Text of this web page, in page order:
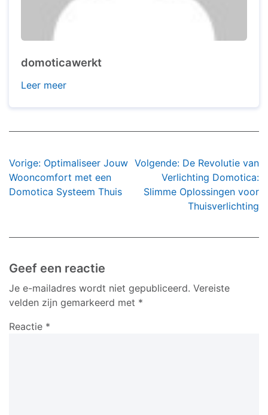
domoticawerkt
Leer meer
Bericht
navigatie
Vorige: Optimaliseer Jouw
Wooncomfort met een
Domotica Systeem Thuis
Volgende: De Revolutie van
Verlichting Domotica:
Slimme Oplossingen voor
Thuisverlichting
Geef een reactie
Je e-mailadres wordt niet gepubliceerd. Vereiste
velden zijn gemarkeerd met *
Reactie *